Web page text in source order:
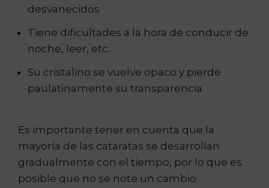
desvanecidos
Tiene dificultades a la hora de conducir de
noche, leer, etc.
Su cristalino se vuelve opaco y pierde
paulatinamente su transparencia
Es importante tener en cuenta que la
mayoría de las cataratas se desarrollan
gradualmente con el tiempo, por lo que es
posible que no se note un cambio